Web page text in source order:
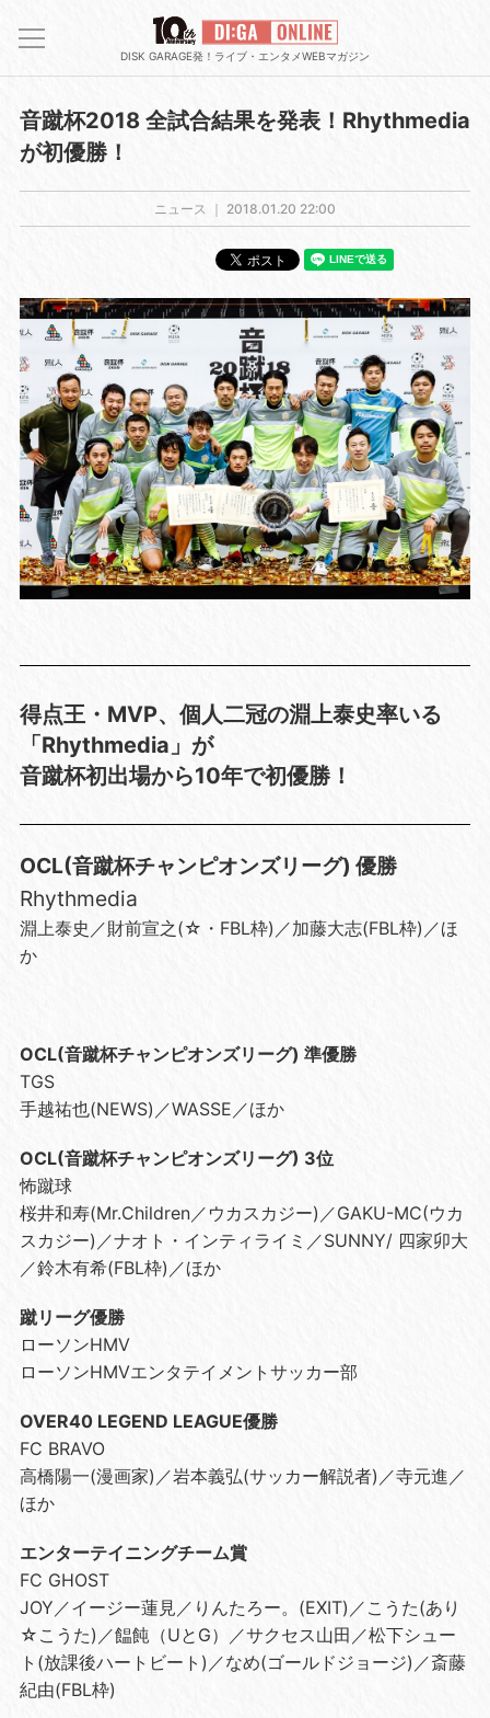
DISK GARAGE発！ライブ・エンタメWEBマガジン
音蹴杯2018 全試合結果を発表！Rhythmedia
が初優勝！
ニュース ｜ 2018.01.20 22:00
得点王・MVP、個人二冠の淵上泰史率いる
「Rhythmedia」が
音蹴杯初出場から10年で初優勝！
OCL(音蹴杯チャンピオンズリーグ) 優勝
Rhythmedia
淵上泰史／財前宣之(☆・FBL枠)／加藤大志(FBL枠)／ほ
か
OCL(音蹴杯チャンピオンズリーグ) 準優勝
TGS
手越祐也(NEWS)／WASSE／ほか
OCL(音蹴杯チャンピオンズリーグ) 3位
怖蹴球
桜井和寿(Mr.Children／ウカスカジー)／GAKU-MC(ウカ
スカジー)／ナオト・インティライミ／SUNNY/ 四家卯大
／鈴木有希(FBL枠)／ほか
蹴リーグ優勝
ローソンHMV
ローソンHMVエンタテイメントサッカー部
OVER40 LEGEND LEAGUE優勝
FC BRAVO
高橋陽一(漫画家)／岩本義弘(サッカー解説者)／寺元進／
ほか
エンターテイニングチーム賞
FC GHOST
JOY／イージー蓮見／りんたろー。(EXIT)／こうた(あり
☆こうた)／饂飩（UとG）／サクセス山田／松下シュー
ト(放課後ハートビート)／なめ(ゴールドジョージ)／斎藤
紀由(FBL枠)